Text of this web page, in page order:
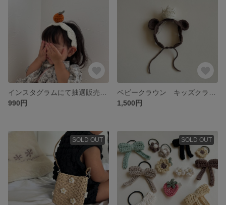
990円
1,500円
SOLD OUT SOLD OUT